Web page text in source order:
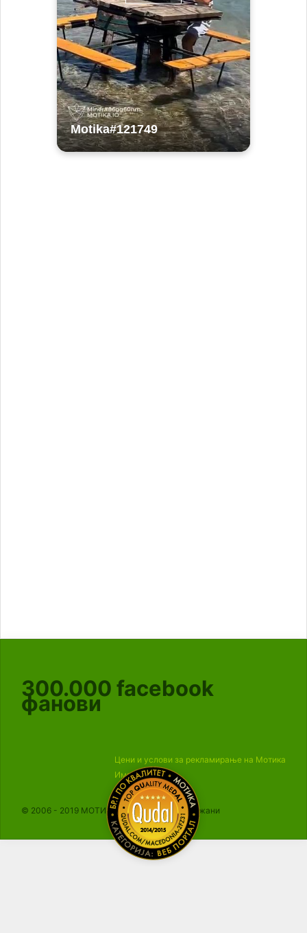
300.000 facebook
фанови
Цени и услови за рекламирање на Мотика
Импресум
© 2006 - 2019 МОТИКА, Сите права се задржани